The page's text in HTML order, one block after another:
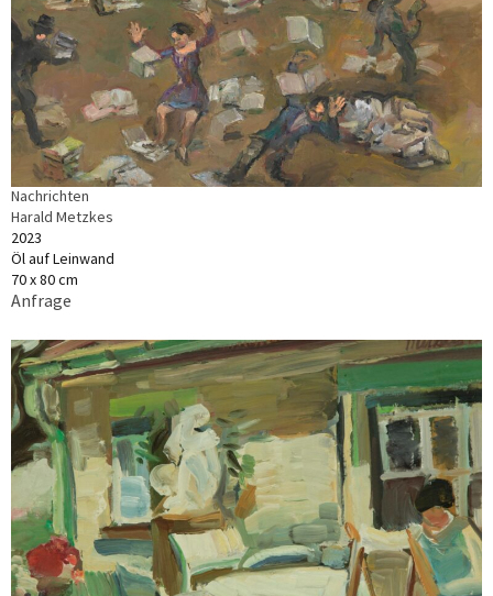
Nachrichten
Harald Metzkes
2023
Öl auf Leinwand
70 x 80 cm
Anfrage